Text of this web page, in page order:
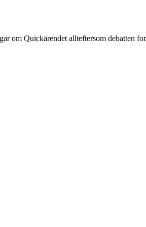
om Quickärendet allteftersom debatten